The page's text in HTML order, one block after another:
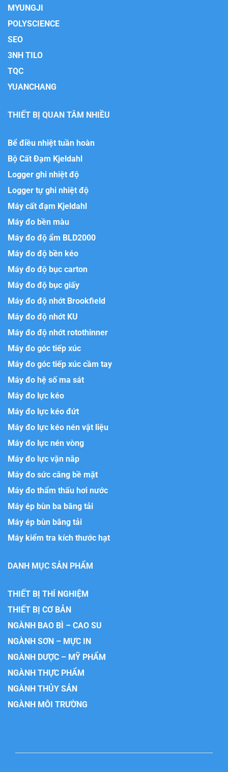
MYUNGJI
POLYSCIENCE
SEO
3NH TILO
TQC
YUANCHANG
THIẾT BỊ QUAN TÂM NHIỀU
Bể điều nhiệt tuần hoàn
Bộ Cất Đạm Kjeldahl
Logger ghi nhiệt độ
Logger tự ghi nhiệt độ
Máy cất đạm Kjeldahl
Máy đo bền màu
Máy đo độ ẩm BLD2000
Máy đo độ bền kéo
Máy đo độ bục carton
Máy đo độ bục giấy
Máy đo độ nhớt Brookfield
Máy đo độ nhớt KU
Máy đo độ nhớt rotothinner
Máy đo góc tiếp xúc
Máy đo góc tiếp xúc cầm tay
Máy đo hệ số ma sát
Máy đo lực kéo
Máy đo lực kéo đứt
Máy đo lực kéo nén vật liệu
Máy đo lực nén vòng
Máy đo lực vặn nắp
Máy đo sức căng bề mặt
Máy đo thẩm thấu hơi nước
Máy ép bùn ba băng tải
Máy ép bùn băng tải
Máy kiểm tra kích thước hạt
DANH MỤC SẢN PHẨM
THIẾT BỊ THÍ NGHIỆM
THIẾT BỊ CƠ BẢN
NGÀNH BAO BÌ – CAO SU
NGÀNH SƠN – MỰC IN
NGÀNH DƯỢC – MỸ PHẨM
NGÀNH THỰC PHẨM
NGÀNH THỦY SẢN
NGÀNH MÔI TRƯỜNG